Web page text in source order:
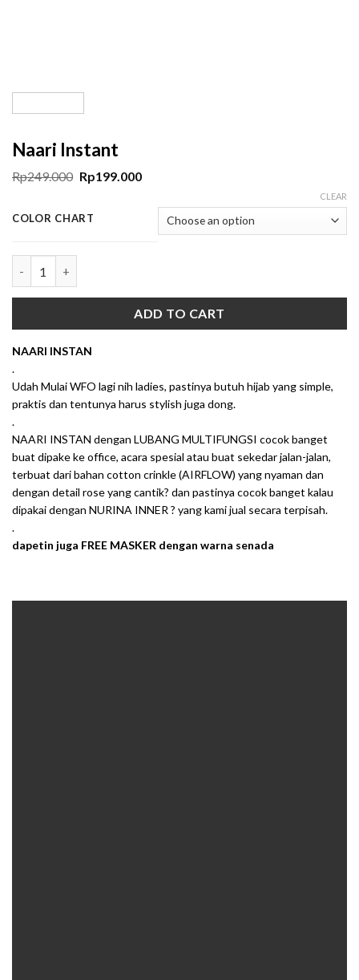
Naari Instant
Rp249.000 Rp199.000
COLOR CHART
CLEAR
ADD TO CART
NAARI INSTAN
.
Udah Mulai WFO lagi nih ladies, pastinya butuh hijab yang simple,
praktis dan tentunya harus stylish juga dong.
.
NAARI INSTAN dengan LUBANG MULTIFUNGSI cocok banget
buat dipake ke office, acara spesial atau buat sekedar jalan-jalan,
terbuat dari bahan cotton crinkle (AIRFLOW) yang nyaman dan
dengan detail rose yang cantik? dan pastinya cocok banget kalau
dipakai dengan NURINA INNER ? yang kami jual secara terpisah.
.
dapetin juga FREE MASKER dengan warna senada